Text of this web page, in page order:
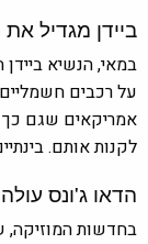
ביידן מגדיל את
במאי, הנשיא
אמריקאים שגם כך
לקנות אותם.
הדאו ג'ונס עולה